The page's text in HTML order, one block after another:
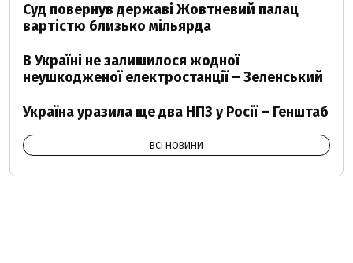
Суд повернув державі Жовтневий палац
вартістю близько мільярда
В Україні не залишилося жодної
неушкодженої електростанції – Зеленський
Україна уразила ще два НПЗ у Росії – Генштаб
ВСІ НОВИНИ